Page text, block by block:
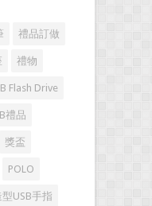
禮品訂做
禮物
Flash Drive
禮品
獎盃
POLO
型USB手指